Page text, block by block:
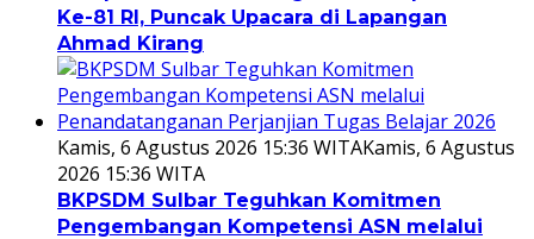
Ke-81 RI, Puncak Upacara di Lapangan
Ahmad Kirang
Kamis, 6 Agustus 2026 15:36 WITAKamis, 6 Agustus
2026 15:36 WITA
BKPSDM Sulbar Teguhkan Komitmen
Pengembangan Kompetensi ASN melalui